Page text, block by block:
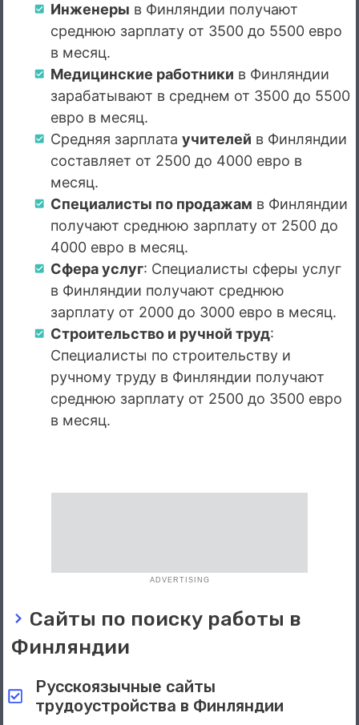
Инженеры в Финляндии получают
среднюю зарплату от 3500 до 5500 евро
в месяц.
Медицинские работники в Финляндии
зарабатывают в среднем от 3500 до 5500
евро в месяц.
Средняя зарплата учителей в Финляндии
составляет от 2500 до 4000 евро в
месяц.
Специалисты по продажам в Финляндии
получают среднюю зарплату от 2500 до
4000 евро в месяц.
Сфера услуг: Специалисты сферы услуг
в Финляндии получают среднюю
зарплату от 2000 до 3000 евро в месяц.
Строительство и ручной труд:
Специалисты по строительству и
ручному труду в Финляндии получают
среднюю зарплату от 2500 до 3500 евро
в месяц.
ADVERTISING
Сайты по поиску работы в
Финляндии
Русскоязычные сайты
трудоустройства в Финляндии